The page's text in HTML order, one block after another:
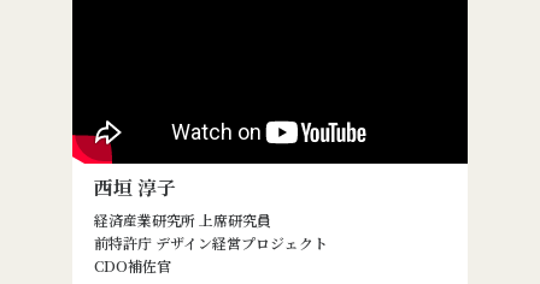
西垣 淳子
経済産業研究所 上席研究員
前特許庁 デザイン経営プロジェクト
CDO補佐官